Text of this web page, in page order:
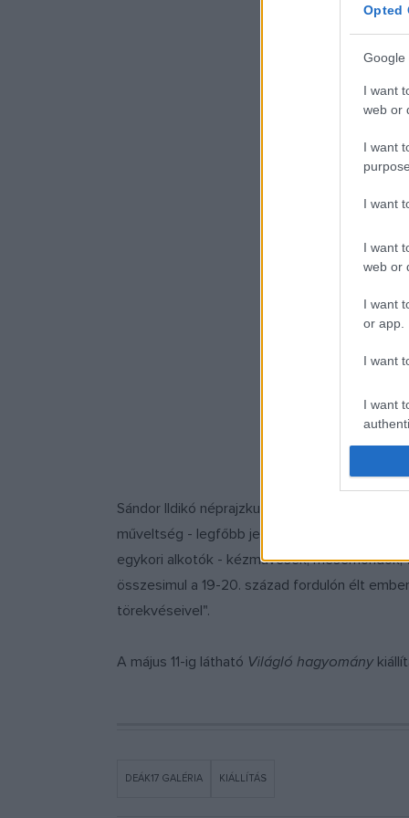
Opted
Google
I want
web or
I want
I want
I want
web or
I want
or app.
I want
I want
Sándor Ildikó néprajzkutató
műveltség - legfőbb jellemvonásai:
egykori alkotók - kézművesek,
összesimul a 19-20. század fordulón élt
törekvéseivel".
A május 11-ig látható Világló hagyomány
DEÁK17 GALÉRIA KIÁLLÍTÁS